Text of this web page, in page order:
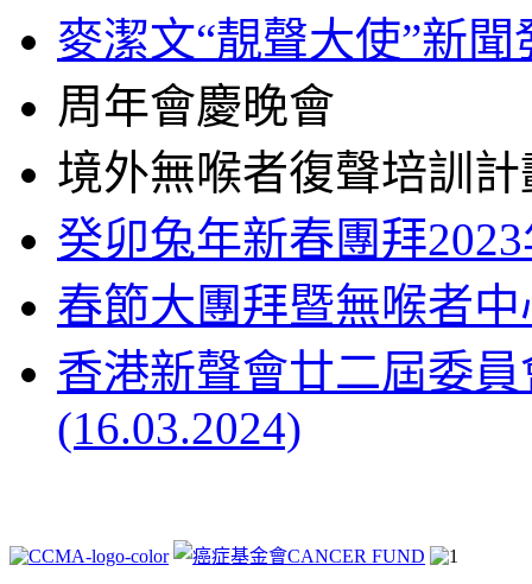
麥潔文“靚聲大使”新聞
周年會慶晚會
境外無喉者復聲培訓計
癸卯兔年新春團拜
春節大團拜暨無喉者
香港新聲會廿二屆委
(16.03.2024)